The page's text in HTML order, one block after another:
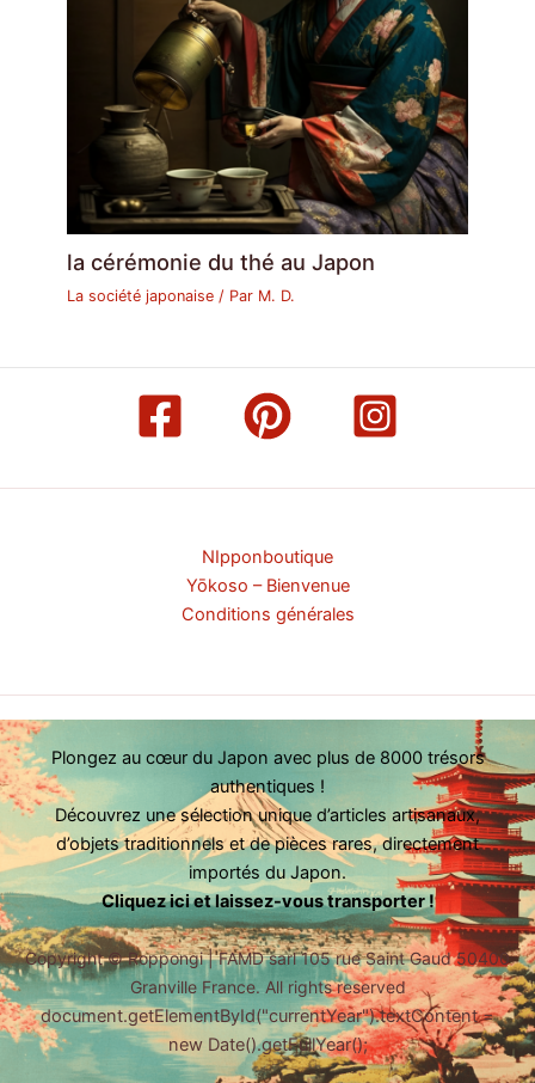
la cérémonie du thé au Japon
La société japonaise / Par M. D.
NIpponboutique
Yōkoso – Bienvenue
Conditions générales
Plongez au cœur du Japon avec plus de 8000 trésors
authentiques !
Découvrez une sélection unique d’articles artisanaux,
d’objets traditionnels et de pièces rares, directement
importés du Japon.
Cliquez ici et laissez-vous transporter !
Copyright ©Roppongi | FAMD sarl 105 rue Saint Gaud 50400
Granville France. All rights reserved
document.getElementById("currentYear").textContent =
new Date().getFullYear();